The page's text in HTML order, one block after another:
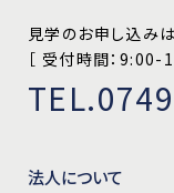
見学のお申し込み
［ 受付時間：9:00-
法人について